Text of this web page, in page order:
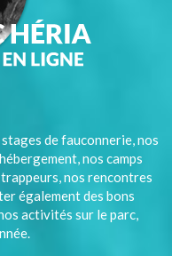
de fauconnerie, nos
nos camps
nos rencontres
également des bons
activités sur le parc,